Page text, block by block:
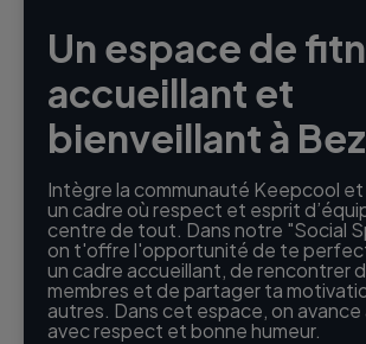
Un espace de
accueillant et
bienveillant à
Intègre la communauté Keepcool
un cadre où respect et esprit
centre de tout. Dans notre "Social
on t'offre l'opportunité de te
un cadre accueillant, de rencontrer
membres et de partager ta
autres. Dans cet espace, on avance
avec respect et bonne humeur.